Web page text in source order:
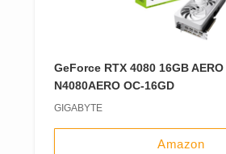
GeForce RTX 4080 16GB
N4080AERO OC-16GD
GIGABYTE
Amazon